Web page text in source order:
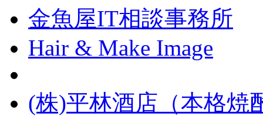
金魚屋IT相談事務所
Hair & Make Image
(株)平林酒店（本格焼